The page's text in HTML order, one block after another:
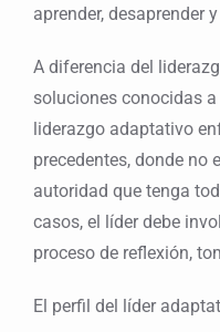
aprender, desaprender
A diferencia del
soluciones conocidas
liderazgo adaptativo
precedentes, donde no
autoridad que tenga
casos, el líder debe
proceso de reflexión,
El perfil del líder